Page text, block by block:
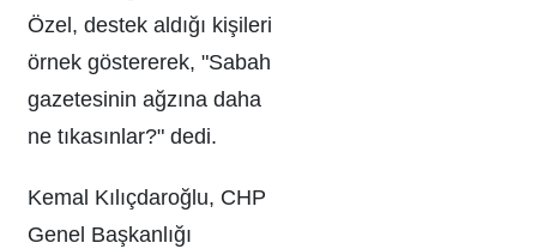
Özel, destek aldığı kişileri
örnek göstererek, "Sabah
gazetesinin ağzına daha
ne tıkasınlar?" dedi.
Kemal Kılıçdaroğlu, CHP
Genel Başkanlığı